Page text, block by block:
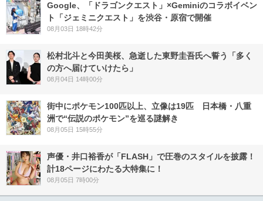
Google、「ドラゴンクエスト」×Geminiのコラボイベン
ト「ジェミニクエスト」を渋谷・原宿で開催
08月03日 18時42分
松村北斗と今田美桜、急逝した東野圭吾氏へ誓う「多く
の方へ届けていけたら」
08月04日 14時00分
街中にポケモン100匹以上、立像は19匹 日本橋・八重
洲で“伝説のポケモン”を巡る謎解き
08月05日 15時55分
声優・井口裕香が「FLASH」で圧巻のスタイルを披露！
計18ページにわたる大特集に！
08月05日 7時00分